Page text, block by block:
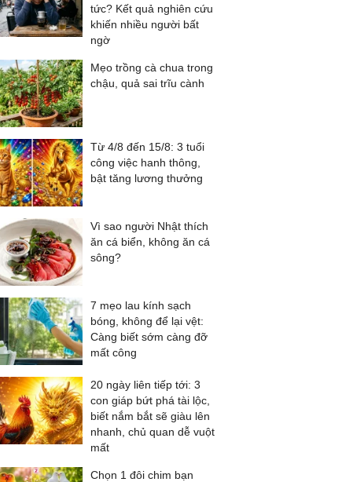
tức? Kết quả nghiên cứu
khiến nhiều người bất
ngờ
Mẹo trồng cà chua trong
chậu, quả sai trĩu cành
Từ 4/8 đến 15/8: 3 tuổi
công việc hanh thông,
bật tăng lương thưởng
Vì sao người Nhật thích
ăn cá biển, không ăn cá
sông?
7 mẹo lau kính sạch
bóng, không để lại vệt:
Càng biết sớm càng đỡ
mất công
20 ngày liên tiếp tới: 3
con giáp bứt phá tài lộc,
biết nắm bắt sẽ giàu lên
nhanh, chủ quan dễ vuột
mất
Chọn 1 đôi chim bạn